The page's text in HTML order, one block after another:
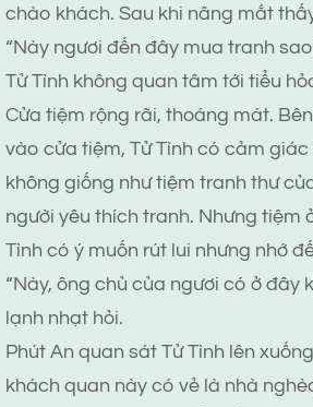
chào khách. Sau khi nâng mắt
“Này ngươi đến đây mua tranh
Tử Tình không quan tâm tới tiểu
Cửa tiệm rộng rãi, thoáng mát.
vào cửa tiệm, Tử Tình có cảm
không giống như tiệm tranh thư
người yêu thích tranh. Nhưng tiệm
Tình có ý muốn rút lui nhưng nhớ
“Này, ông chủ của ngươi có ở đây
lạnh nhạt hỏi.
Phút An quan sát Tử Tình lên
khách quan này có vẻ là nhà